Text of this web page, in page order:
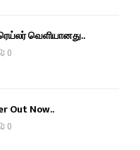
வெளியானது..
0
Out Now..
0